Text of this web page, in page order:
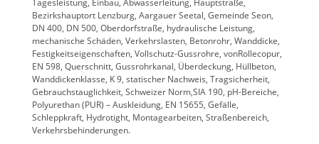
Bezirkshauptort Lenzburg, Aargauer Seetal, Gemeinde Seon,
DN 400, DN 500, Oberdorfstraße, hydraulische Leistung,
mechanische Schäden, Verkehrslasten, Betonrohr, Wanddicke,
Festigkeitseigenschaften, Vollschutz-Gussrohre, vonRollecopur,
EN 598, Querschnitt, Gussrohrkanal, Überdeckung, Hüllbeton,
Wanddickenklasse, K 9, statischer Nachweis, Tragsicherheit,
Gebrauchstauglichkeit, Schweizer Norm,SIA 190, pH-Bereiche,
Polyurethan (PUR) – Auskleidung, EN 15655, Gefälle,
Schleppkraft, Hydrotight, Montagearbeiten, Straßenbereich,
Verkehrsbehinderungen.